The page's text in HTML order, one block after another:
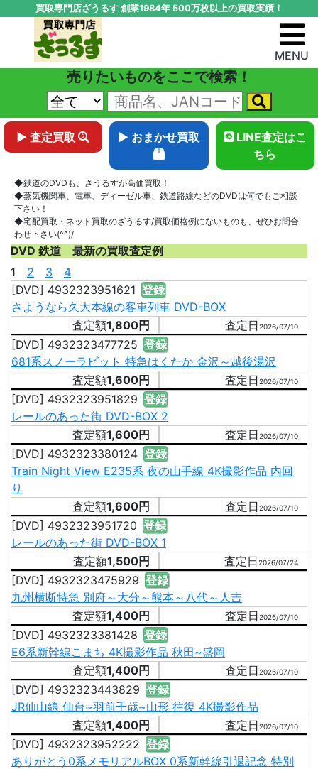
買取専門店ざうるす 創業1984年 500万枚以上の買取実績！
MENU
売りたいものをここで検索！
▶ 査定買取 ▶ おまかせ買取
LINE査定はこ
ちら
◆鉄道のDVDも、ざうるすが高価買取！
◆蒸気機関車、電車、ディーゼル車、鉄道路線などのDVDは何でもご相談
下さい！
◆宅配買取・ネット買取のざうるす/買取価格例にないものも、ぜひお問合
わせ下さい(^^)/
DVD 鉄道 最新の買取査定例
1 2 3
4
[DVD] 4932323951621 登録
さようなら久大本線の客車列車 DVD-BOX
1,800円
2026/07/10
[DVD] 4932323477725 登録
681系スノーラビット 特急はくたか 金沢～越後湯沢
1,600円
2026/07/10
[DVD] 4932323951829 登録
レールのあった街 DVD-BOX 2
1,600円
2026/07/10
[DVD] 4932323380124 登録
Train Night View E235系 夜の山手線 4K撮影作品 内回
り
1,600円
2026/07/10
[DVD] 4932323951720 登録
レールのあった街 DVD-BOX 1
1,500円
2026/07/24
[DVD] 4932323475929 登録
九州横断特急 別府～大分～熊本～八代～人吉
1,400円
2026/07/10
[DVD] 4932323381428 登録
E6系新幹線こまち 4K撮影作品 秋田~盛岡
1,400円
2026/07/10
[DVD] 4932323443829 登録
JR仙山線 仙台~羽前千歳~山形 往復 4K撮影作品
1,400円
2026/07/10
[DVD] 4932323952222 登録
ありがとう0系メモリアルBOX 0系新幹線引退記念 特別